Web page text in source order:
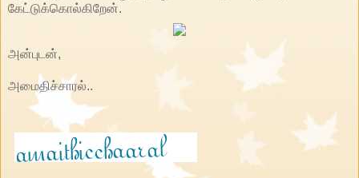
கேட்டுக்கொல்கிறேன்.
அன்புடன்,
அமைதிச்சாரல்..